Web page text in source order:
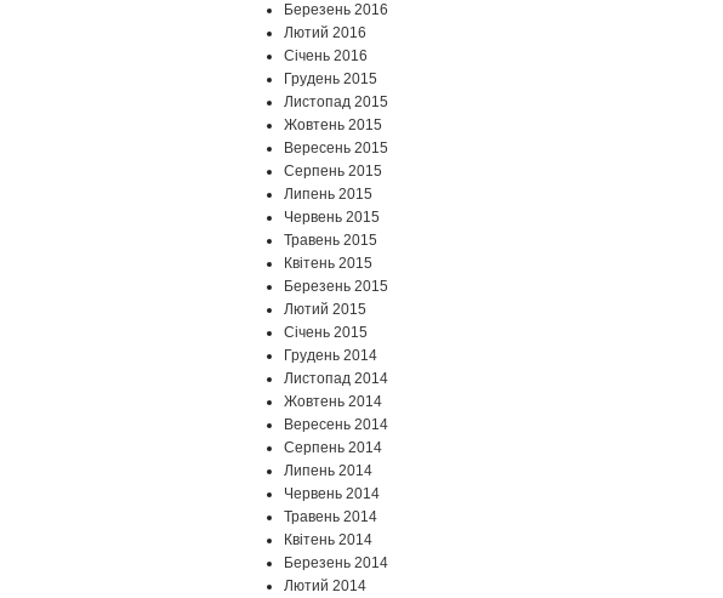
Березень 2016
Лютий 2016
Січень 2016
Грудень 2015
Листопад 2015
Жовтень 2015
Вересень 2015
Серпень 2015
Липень 2015
Червень 2015
Травень 2015
Квітень 2015
Березень 2015
Лютий 2015
Січень 2015
Грудень 2014
Листопад 2014
Жовтень 2014
Вересень 2014
Серпень 2014
Липень 2014
Червень 2014
Травень 2014
Квітень 2014
Березень 2014
Лютий 2014